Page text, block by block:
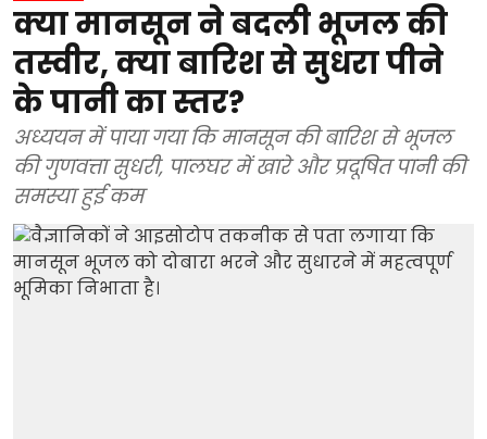
क्या मानसून ने बदली भूजल की
तस्वीर, क्या बारिश से सुधरा पीने
के पानी का स्तर?
अध्ययन में पाया गया कि मानसून की बारिश से भूजल
की गुणवत्ता सुधरी, पालघर में खारे और प्रदूषित पानी की
समस्या हुई कम